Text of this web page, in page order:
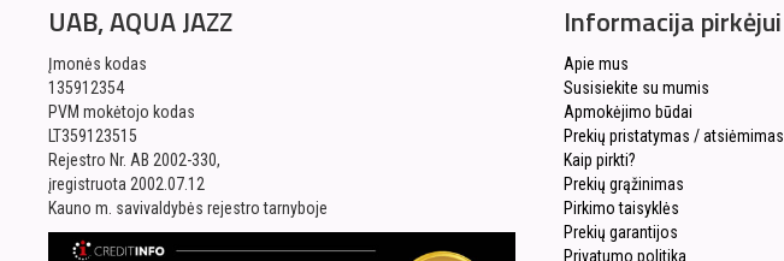
UAB, AQUA JAZZ
Įmonės kodas
135912354
PVM mokėtojo kodas
LT359123515
Rejestro Nr. AB 2002-330,
įregistruota 2002.07.12
Kauno m. savivaldybės rejestro tarnyboje
Informacija pirkėjui
Apie mus
Susisiekite su mumis
Apmokėjimo būdai
Prekių pristatymas / atsiėmimas
Kaip pirkti?
Prekių grąžinimas
Pirkimo taisyklės
Prekių garantijos
Privatumo politika